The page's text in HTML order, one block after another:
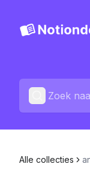
Contact
Alle collecties